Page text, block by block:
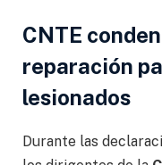
CNTE
reparación
lesionados
Durante las